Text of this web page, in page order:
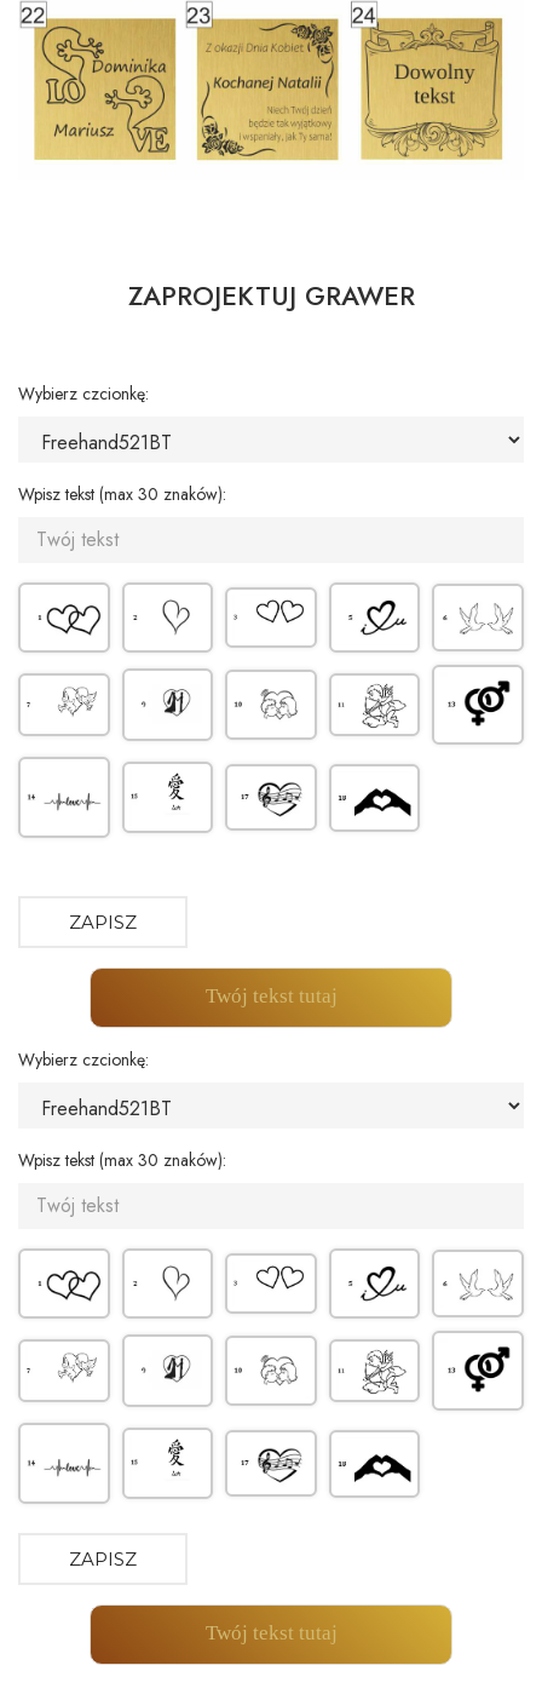
ZAPROJEKTUJ GRAWER
Wybierz czcionkę:
Wpisz tekst (max 30 znaków):
ZAPISZ
Twój tekst tutaj
Wybierz czcionkę:
Wpisz tekst (max 30 znaków):
ZAPISZ
Twój tekst tutaj